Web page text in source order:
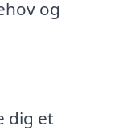
og
dig et